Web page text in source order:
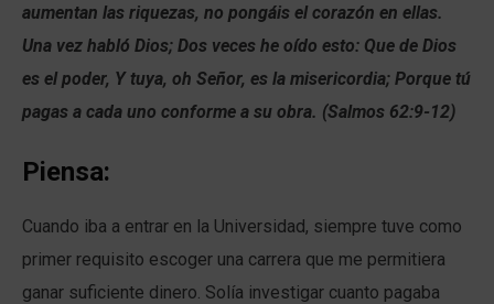
aumentan las riquezas, no pongáis el corazón en ellas.
Una vez habló Dios; Dos veces he oído esto: Que de Dios
es el poder, Y tuya, oh Señor, es la misericordia; Porque tú
pagas a cada uno conforme a su obra. (Salmos 62:9-12)
Piensa:
Cuando iba a entrar en la Universidad, siempre tuve como
primer requisito escoger una carrera que me permitiera
ganar suficiente dinero. Solía investigar cuanto pagaba